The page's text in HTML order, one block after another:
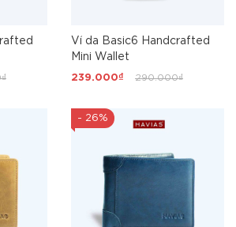
Ví da Basic6 Handcrafted
Mini Wallet
239.000₫ 290.000₫
- 26%